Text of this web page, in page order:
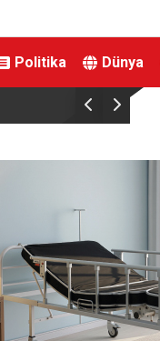
Politika Dünya
Aile ve Sosyal